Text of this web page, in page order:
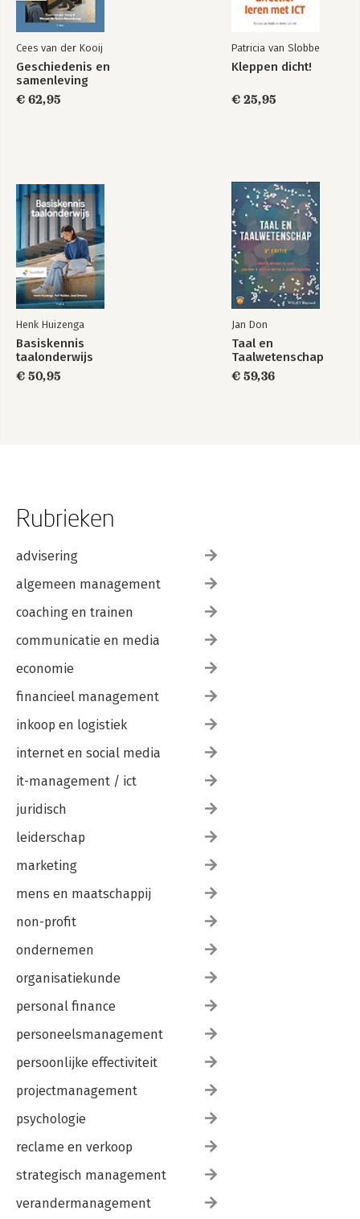
Cees van der Kooij
Geschiedenis en
samenleving
€ 62,95
Patricia van Slobbe
Kleppen dicht!
€ 25,95
Henk Huizenga
Basiskennis
taalonderwijs
€ 50,95
Jan Don
Taal en
Taalwetenschap
€ 59,36
Rubrieken
advisering
algemeen management
coaching en trainen
communicatie en media
economie
financieel management
inkoop en logistiek
internet en social media
it-management / ict
juridisch
leiderschap
marketing
mens en maatschappij
non-profit
ondernemen
organisatiekunde
personal finance
personeelsmanagement
persoonlijke effectiviteit
projectmanagement
psychologie
reclame en verkoop
strategisch management
verandermanagement